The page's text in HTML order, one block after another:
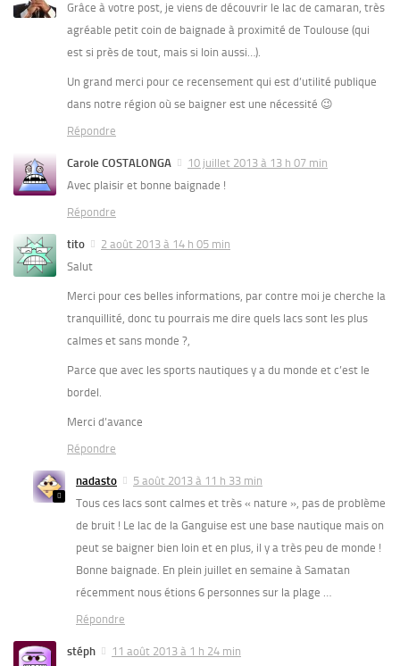
Grâce à votre post, je viens de découvrir le lac de camaran, très
agréable petit coin de baignade à proximité de Toulouse (qui
est si près de tout, mais si loin aussi…).
Un grand merci pour ce recensement qui est d’utilité publique
dans notre région où se baigner est une nécessité 😉
Répondre
Carole COSTALONGA
10 juillet 2013 à 13 h 07 min
Avec plaisir et bonne baignade !
Répondre
tito
2 août 2013 à 14 h 05 min
Salut
Merci pour ces belles informations, par contre moi je cherche la
tranquillité, donc tu pourrais me dire quels lacs sont les plus
calmes et sans monde ?,
Parce que avec les sports nautiques y a du monde et c’est le
bordel.
Merci d’avance
Répondre
nadasto
5 août 2013 à 11 h 33 min
Tous ces lacs sont calmes et très « nature », pas de problème
de bruit ! Le lac de la Ganguise est une base nautique mais on
peut se baigner bien loin et en plus, il y a très peu de monde !
Bonne baignade. En plein juillet en semaine à Samatan
récemment nous étions 6 personnes sur la plage …
Répondre
stéph
11 août 2013 à 1 h 24 min